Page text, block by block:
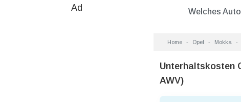
Welches
Ad
Home Opel Mokka
Unterhaltskosten
AWV)